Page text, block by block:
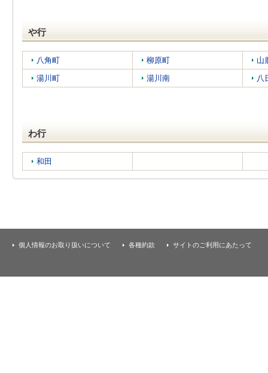
や行
八角町 柳原町
山
湯川町
湯川南 八
わ行
和田
個人情報のお取り扱いについて 各種約款 サイトのご利用にあたって